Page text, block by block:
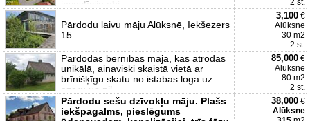
investīciju obj
2 st.
Pārdodu laivu māju Alūksnē, Iekšezers
15.
3,100 €
Alūksne
30 m2
2 st.
Pārdodas bērnības māja, kas atrodas
unikālā, ainaviski skaistā vietā ar
brīnišķīgu skatu no istabas loga uz
ezeru un pil
85,000 €
Alūksne
80 m2
2 st.
Pārdodu sešu dzīvokļu māju. Plašs
iekšpagalms, pieslēgums
38,000 €
Alūksne